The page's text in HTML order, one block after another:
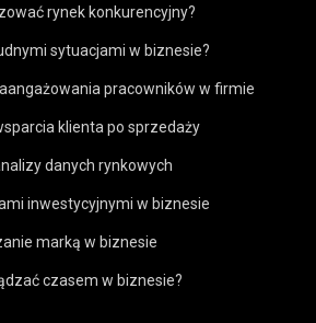
rynek konkurencyjny?
sytuacjami w biznesie?
pracowników w firmie
klienta po sprzedaży
danych rynkowych
inwestycyjnymi w biznesie
marką w biznesie
czasem w biznesie?